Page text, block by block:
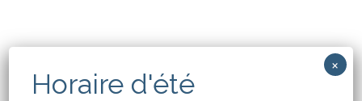
Horaire d'été
×